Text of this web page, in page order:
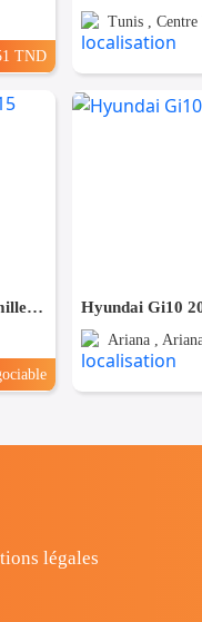
TND
Tunis ,
Land Rover Évoque 2.2L - Km 115 mille - Tel 98479647 Hyundai Gi10
Ariana ,
légales